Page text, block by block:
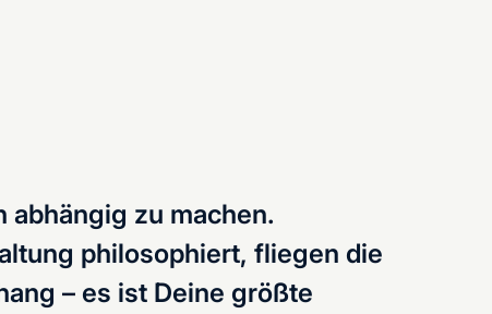
zu machen.
philosophiert, fliegen die
– es ist Deine größte